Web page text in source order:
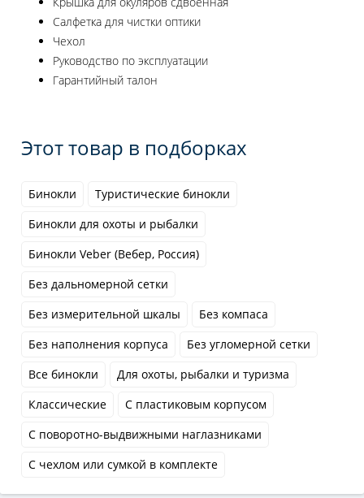
Салфетка для чистки оптики
Чехол
Руководство по эксплуатации
Гарантийный талон
Этот товар в подборках
Бинокли
Туристические бинокли
Бинокли для охоты и рыбалки
Бинокли Veber (Вебер, Россия)
Без дальномерной сетки
Без измерительной шкалы
Без компаса
Без наполнения корпуса
Без угломерной сетки
Все бинокли
Для охоты, рыбалки и туризма
Классические
С пластиковым корпусом
С поворотно-выдвижными наглазниками
С чехлом или сумкой в комплекте